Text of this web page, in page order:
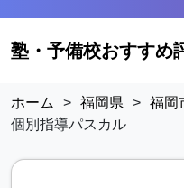
塾・予備校おすすめ
ホーム > 福岡県 > 福岡
個別指導パスカル